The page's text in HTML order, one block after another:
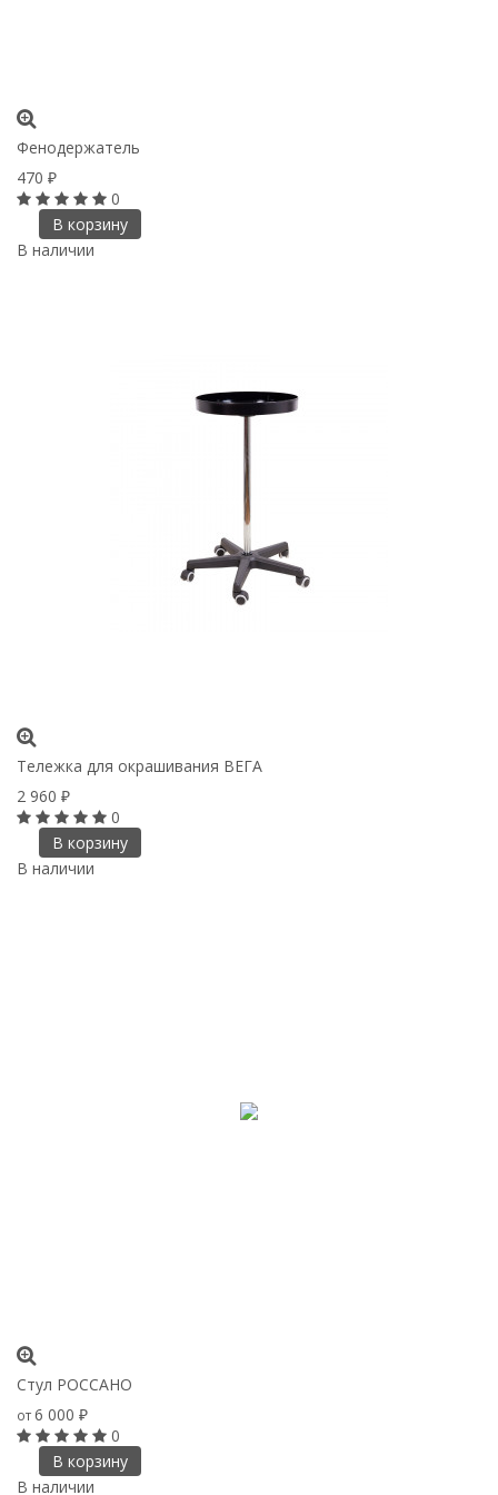
Фенодержатель
470 ₽
0
В корзину
В наличии
Тележка для окрашивания ВЕГА
2 960 ₽
0
В корзину
В наличии
Стул РОССАНО
от6 000 ₽
0
В корзину
В наличии